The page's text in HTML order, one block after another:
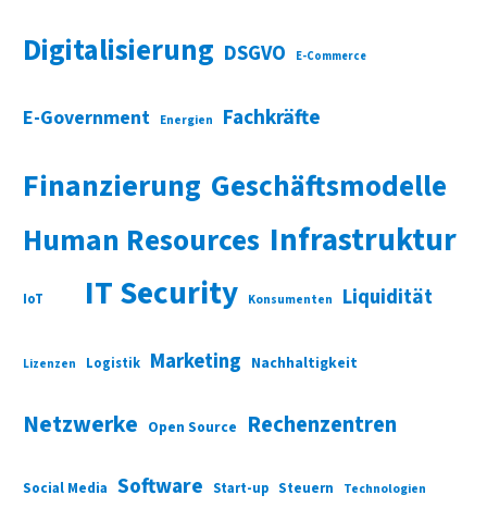
Digitalisierung DSGVO E-Commerce
E-Government Energien Fachkräfte
Finanzierung Geschäftsmodelle
Human Resources Infrastruktur
IoT IT Security Konsumenten Liquidität
Lizenzen Logistik Marketing Nachhaltigkeit
Netzwerke Open Source Rechenzentren
Social Media Software Start-up Steuern Technologien